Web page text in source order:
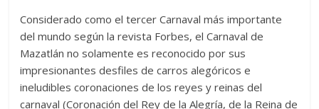
Considerado comoel tercer Carnaval más importante
del mundo según la revista Forbes, el Carnaval de
Mazatlán no solamente es reconocido por sus
impresionantes desfiles de carros alegóricos e
ineludibles coronaciones de los reyes y reinas del
carnaval (Coronación del Rey de la Alegría, de la Reina de